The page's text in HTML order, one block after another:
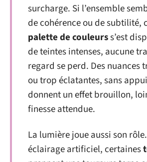
surcharge. Si l’ensemble
de cohérence ou de subtilité,
palette de couleurss’est
de teintes intenses, aucune
regard se perd. Des nuances
ou trop éclatantes, sans
donnent un effet brouillon,
finesse attendue.
La lumière joue aussi son
éclairage artificiel, certaines